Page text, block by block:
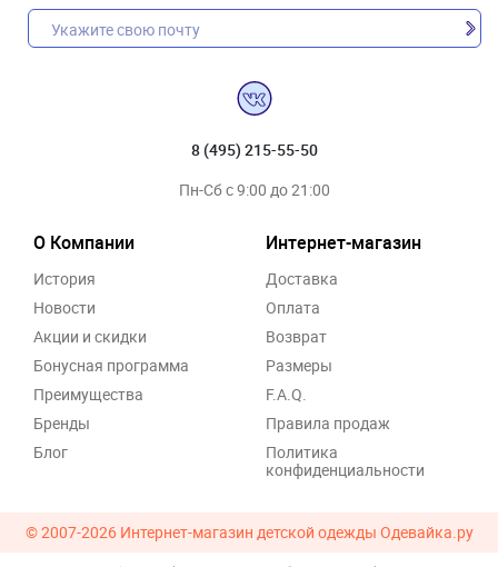
8 (495) 215-55-50
Пн-Сб с 9:00 до 21:00
О Компании
История
Новости
Акции и скидки
Бонусная программа
Преимущества
Бренды
Блог
Интернет-магазин
Доставка
Оплата
Возврат
Размеры
F.A.Q.
Правила продаж
Политика
конфиденциальности
© 2007-2026 Интернет-магазин детской одежды Одевайка.ру